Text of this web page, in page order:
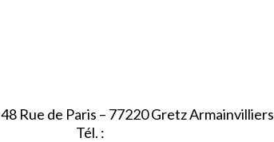
48 Rue de Paris – 77220 Gretz Armainvilliers
Tél. :